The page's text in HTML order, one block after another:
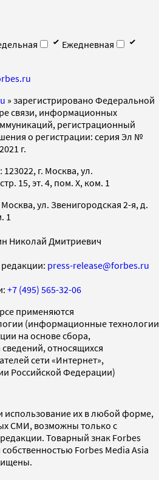
Ежедневная
» зарегистрировано Федеральной
связи, информационных
регистрационный
о регистрации: серия Эл №
г.
г. Москва, ул.
15, эт. 4, пом. X, ком. 1
ул. Звенигородская 2-я, д.
1
Николай Дмитриевич
press-release@forbes.ru
+7 (495) 565-32-06
применяются
(информационные технологии
на основе сбора,
относящихся
сети «Интернет»,
Российской Федерации)
использование их в любой форме,
СМИ, возможны только с
Товарный знак Forbes
Forbes Media Asia